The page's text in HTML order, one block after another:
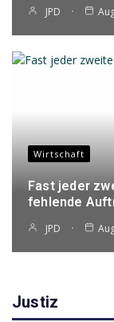
JPD
Wirtschaft
Fast jeder
fehlende
JPD
Justiz